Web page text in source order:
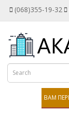
(068)355-19-32
ВАМ